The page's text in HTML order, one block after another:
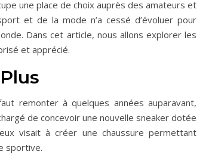
une place de choix auprès des amateurs et
et de la mode n’a cessé d’évoluer pour
Dans cet article, nous allons explorer les
et apprécié.
remonter à quelques années auparavant,
de concevoir une nouvelle sneaker dotée
visait à créer une chaussure permettant
sportive.